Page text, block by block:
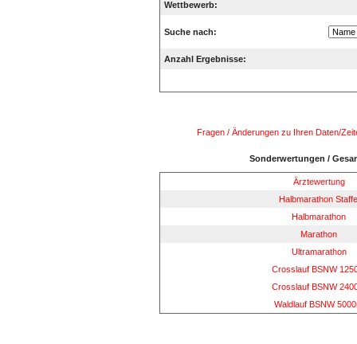
Wettbewerb:
Suche nach:
Anzahl Ergebnisse:
Fragen / Änderungen zu Ihren Daten/
Sonderwertungen /
Ärztewertung
Halbmarathon
Halbmarathon
Marathon
Ultramarathon
Crosslauf BSNW
Crosslauf BSNW
Waldlauf BSNW